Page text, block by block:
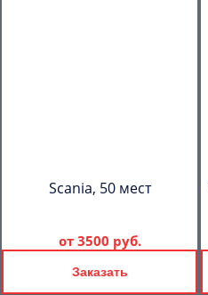
Scania, 50 мест
от 3500 руб.
Заказать